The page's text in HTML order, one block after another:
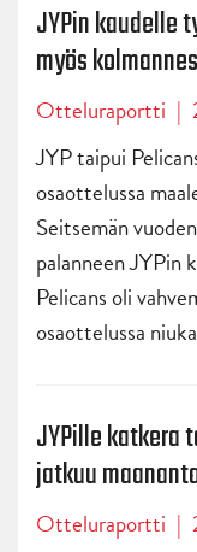
JYPin kaudelle
myös
Otteluraportti |
JYP taipui
osaottelussa
Seitsemän
palanneen JYPin
Pelicans oli
osaottelussa
JYPille katkera
jatkuu
Otteluraportti |